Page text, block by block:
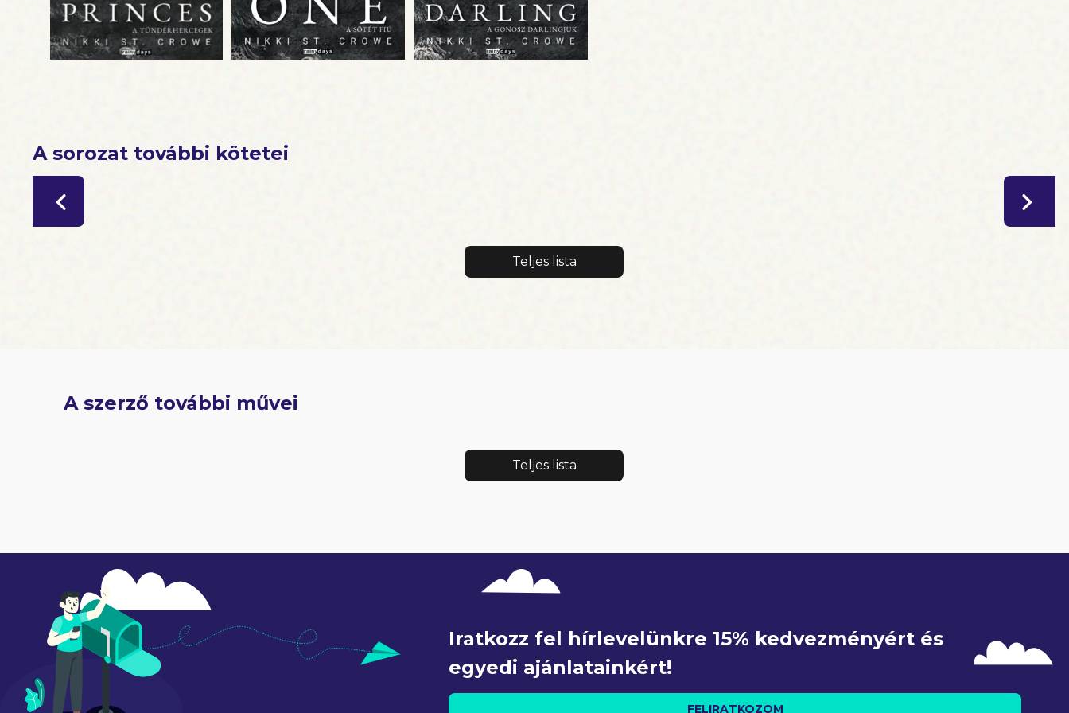
A sorozat további kötetei
Teljes lista
A szerző további művei
Teljes lista
Iratkozz fel hírlevelünkre 15% kedvezményért és
egyedi ajánlatainkért!
FELIRATKOZOM